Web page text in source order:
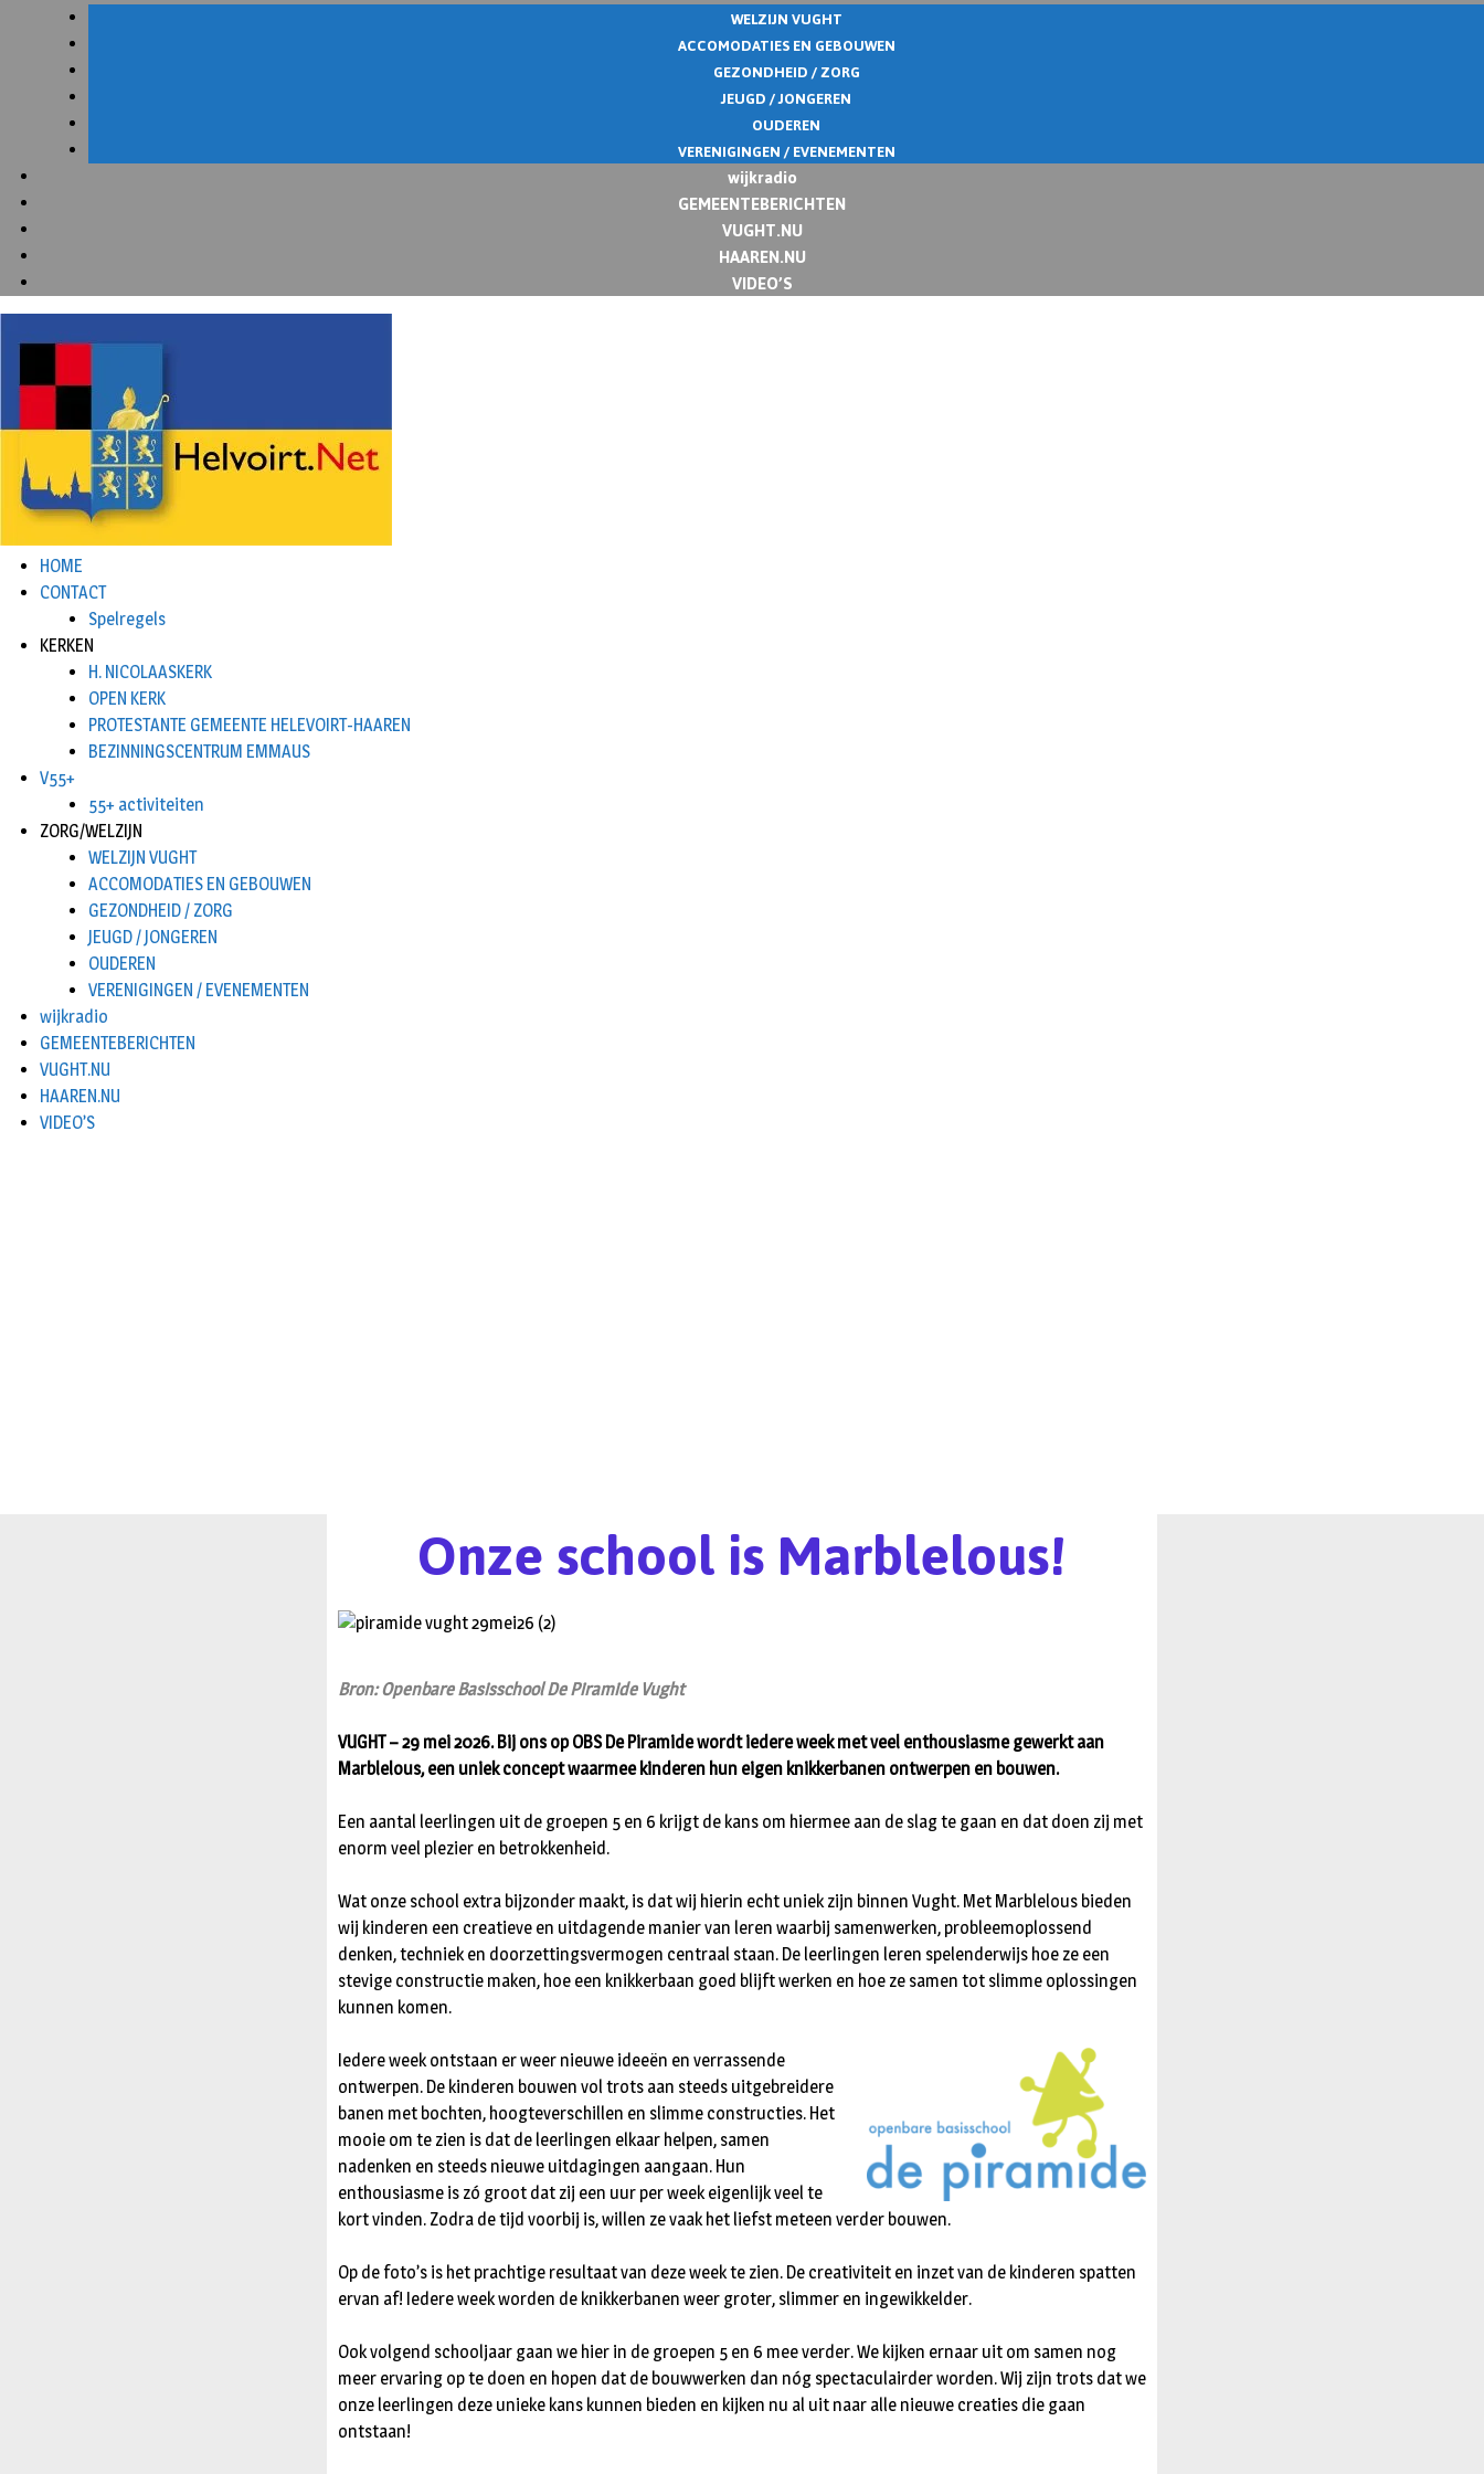
WELZIJN VUGHT
ACCOMODATIES EN GEBOUWEN
GEZONDHEID / ZORG
JEUGD / JONGEREN
OUDEREN
VERENIGINGEN / EVENEMENTEN
wijkradio
GEMEENTEBERICHTEN
VUGHT.NU
HAAREN.NU
VIDEO’S
HOME
CONTACT
Spelregels
KERKEN
H. NICOLAASKERK
OPEN KERK
PROTESTANTE GEMEENTE HELEVOIRT-HAAREN
BEZINNINGSCENTRUM EMMAUS
V55+
55+ activiteiten
ZORG/WELZIJN
WELZIJN VUGHT
ACCOMODATIES EN GEBOUWEN
GEZONDHEID / ZORG
JEUGD / JONGEREN
OUDEREN
VERENIGINGEN / EVENEMENTEN
wijkradio
GEMEENTEBERICHTEN
VUGHT.NU
HAAREN.NU
VIDEO’S
Onze school is Marblelous!
Bron: Openbare Basisschool De Piramide Vught
VUGHT – 29 mei 2026. Bij ons op OBS De Piramide wordt iedere week met veel enthousiasme gewerkt aan
Marblelous, een uniek concept waarmee kinderen hun eigen knikkerbanen ontwerpen en bouwen.
Een aantal leerlingen uit de groepen 5 en 6 krijgt de kans om hiermee aan de slag te gaan en dat doen zij met
enorm veel plezier en betrokkenheid.
Wat onze school extra bijzonder maakt, is dat wij hierin echt uniek zijn binnen Vught. Met Marblelous bieden
wij kinderen een creatieve en uitdagende manier van leren waarbij samenwerken, probleemoplossend
denken, techniek en doorzettingsvermogen centraal staan. De leerlingen leren spelenderwijs hoe ze een
stevige constructie maken, hoe een knikkerbaan goed blijft werken en hoe ze samen tot slimme oplossingen
kunnen komen.
Iedere week ontstaan er weer nieuwe ideeën en verrassende
ontwerpen. De kinderen bouwen vol trots aan steeds uitgebreidere
banen met bochten, hoogteverschillen en slimme constructies. Het
mooie om te zien is dat de leerlingen elkaar helpen, samen
nadenken en steeds nieuwe uitdagingen aangaan. Hun
enthousiasme is zó groot dat zij een uur per week eigenlijk veel te
kort vinden. Zodra de tijd voorbij is, willen ze vaak het liefst meteen verder bouwen.
Op de foto’s is het prachtige resultaat van deze week te zien. De creativiteit en inzet van de kinderen spatten
ervan af! Iedere week worden de knikkerbanen weer groter, slimmer en ingewikkelder.
Ook volgend schooljaar gaan we hier in de groepen 5 en 6 mee verder. We kijken ernaar uit om samen nog
meer ervaring op te doen en hopen dat de bouwwerken dan nóg spectaculairder worden. Wij zijn trots dat we
onze leerlingen deze unieke kans kunnen bieden en kijken nu al uit naar alle nieuwe creaties die gaan
ontstaan!